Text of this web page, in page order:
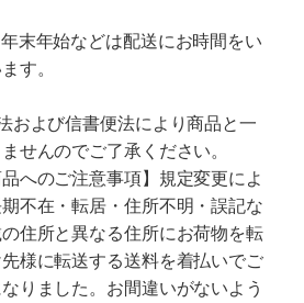
末年始などは配送にお時間をい
す。
および信書便法により商品と一
せんのでご了承ください。
品へのご注意事項】規定変更によ
不在・転居・住所不明・誤記な
住所と異なる住所にお荷物を転
様に転送する送料を着払いでご
りました。お間違いがないよう